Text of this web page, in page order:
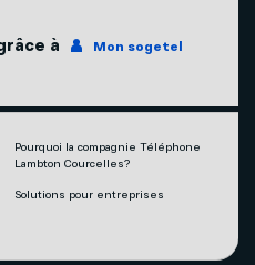
à Mon sogetel
Pourquoi la compagnie Téléphone
Lambton Courcelles?
Solutions pour entreprises